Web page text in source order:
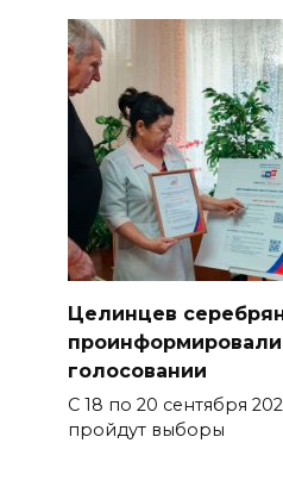
Целинцев
голосовании
С 18 по 20 сентября
пройдут выборы